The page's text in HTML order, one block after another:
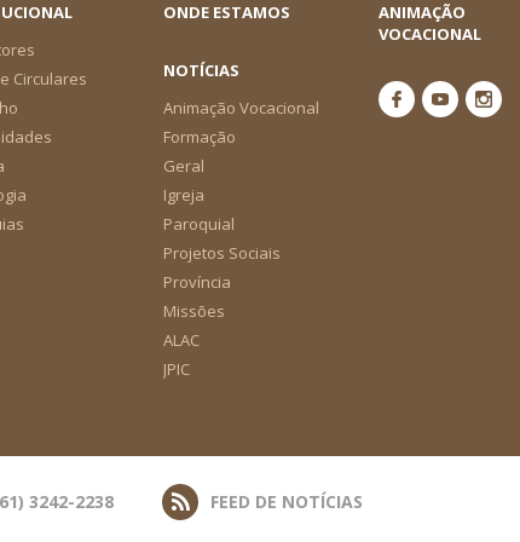
Circulares
ONDE ESTAMOS
ANIMAÇÃO
VOCACIONAL
NOTÍCIAS
Animação Vocacional
Formação
Geral
Igreja
Paroquial
Projetos Sociais
Província
Missões
ALAC
JPIC
3242-2238 FEED DE NOTÍCIAS